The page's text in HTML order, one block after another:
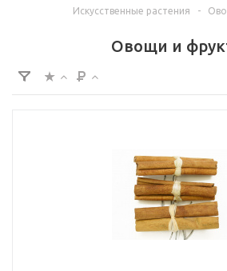
Искусственные растения
-
Овощи и